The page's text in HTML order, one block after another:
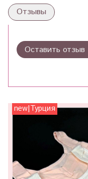
Отзывы
Оставить отзыв
new|Турция